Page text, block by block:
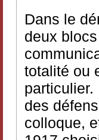
Dans le
deux
totalité ou
particulier.
des
colloque,